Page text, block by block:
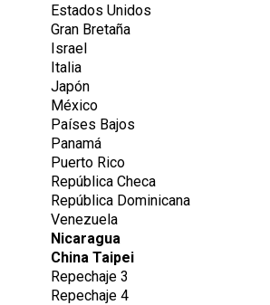
Estados Unidos
Gran Bretaña
Israel
Italia
Japón
México
Países Bajos
Panamá
Puerto Rico
República Checa
República Dominicana
Venezuela
Nicaragua
China Taipei
Repechaje 3
Repechaje 4